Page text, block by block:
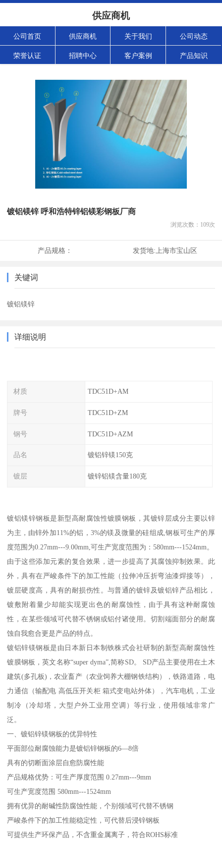
供应商机
公司首页 供应商机 关于我们 公司动态
荣誉认证 招聘中心 客户案例 产品知识
镀铝镁锌 呼和浩特锌铝镁彩钢板厂商
浏览次数： 109次
产品规格： 发货地: 上海市宝山区
关键词
镀铝镁锌
详细说明
材质 TDC51D+AM
牌号 TDC51D+ZM
钢号 TDC51D+AZM
品名 镀铝锌镁150克
镀层 镀锌铝镁含量180克
镀铝镁锌钢板是新型高耐腐蚀性镀膜钢板，其镀锌层成分主要以锌
为主，由锌外加11%的铝，3%的镁及微量的硅组成,钢板可生产的厚
度范围为0.27mm---9.00mm,可生产宽度范围为：580mm---1524mm。
由于这些添加元素的复合效果，进一步提高了其腐蚀抑制效果。此
外，具有在严峻条件下的加工性能（拉伸冲压折弯油漆焊接等），
镀层硬度高，具有的耐损伤性。与普通的镀锌及镀铝锌产品相比，
镀敷附着量少却能实现更出色的耐腐蚀性，由于具有这种耐腐蚀
性，在某些领域可代替不锈钢或铝付诸使用。切割端面部分的耐腐
蚀自我愈合更是产品的特点。
镀铝锌镁钢板是由日本新日本制铁株式会社研制的新型高耐腐蚀性
镀膜钢板，英文名称“super dyma”,简称SD。 SD产品主要使用在土木
建筑(多孔板)，农业畜产（农业饲养大棚钢铁结构），铁路道路，电
力通信（输配电 高低压开关柜 箱式变电站外体），汽车电机，工业
制冷（冷却塔，大型户外工业用空调）等行业，使用领域非常广
泛。
一、镀铝锌镁钢板的优异特性
平面部位耐腐蚀能力是镀铝锌钢板的6—8倍
具有的切断面涂层自愈防腐性能
产品规格优势：可生产厚度范围 0.27mm---9mm
可生产宽度范围 580mm---1524mm
拥有优异的耐碱性防腐蚀性能，个别领域可代替不锈钢
严峻条件下的加工性能稳定性，可代替后浸锌钢板
可提供生产环保产品，不含重金属离子，符合ROHS标准